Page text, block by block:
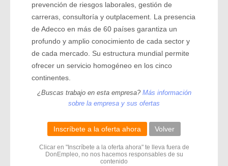
prevención de riesgos laborales, gestión de
carreras, consultoría y outplacement. La presencia
de Adecco en más de 60 países garantiza un
profundo y amplio conocimiento de cada sector y
de cada mercado. Su estructura mundial permite
ofrecer un servicio homogéneo en los cinco
continentes.
¿Buscas trabajo en esta empresa? Más información
sobre la empresa y sus ofertas
Inscríbete a la oferta ahora Volver
Clicar en "Inscríbete a la oferta ahora" te lleva fuera de
DonEmpleo, no nos hacemos responsables de su
contenido